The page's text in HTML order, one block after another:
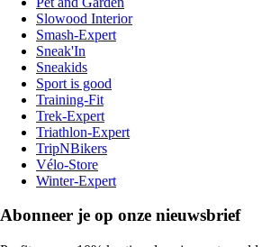
Slowood Interior
Smash-Expert
Sneak'In
Sneakids
Sport is good
Training-Fit
Trek-Expert
Triathlon-Expert
TripNBikers
Vélo-Store
Winter-Expert
Abonneer je op onze nieuwsbrief